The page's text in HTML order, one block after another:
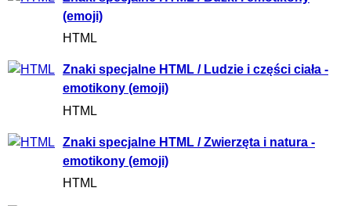
(emoji)
HTML
Znaki specjalne HTML / Ludzie i części ciała -
emotikony (emoji)
HTML
Znaki specjalne HTML / Zwierzęta i natura -
emotikony (emoji)
HTML